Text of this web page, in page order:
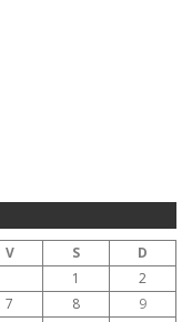
V S
D
1
2
7 8
9